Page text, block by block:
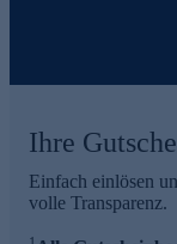
Ihre
Einfach einlösen
volle Transparenz.